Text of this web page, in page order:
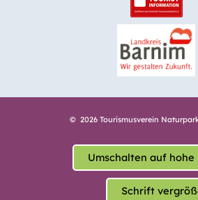
© 2026 Tourismusverein
Umschalten auf
Schrift